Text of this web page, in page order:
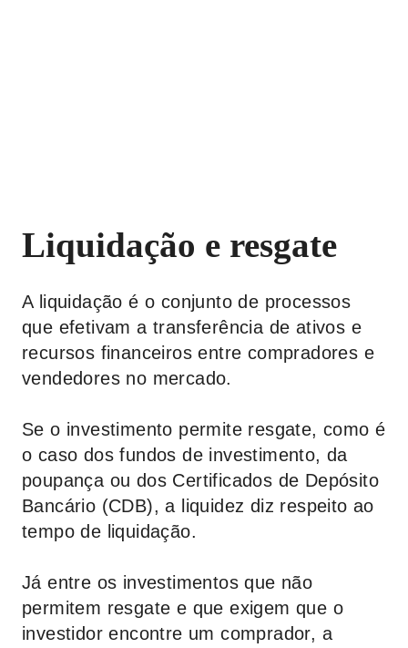
Liquidação e resgate
A liquidação é o conjunto de processos
que efetivam a transferência de ativos e
recursos financeiros entre compradores e
vendedores no mercado.
Se o investimento permite resgate, como é
o caso dos fundos de investimento, da
poupança ou dos Certificados de Depósito
Bancário (CDB), a liquidez diz respeito ao
tempo de liquidação.
Já entre os investimentos que não
permitem resgate e que exigem que o
investidor encontre um comprador, a